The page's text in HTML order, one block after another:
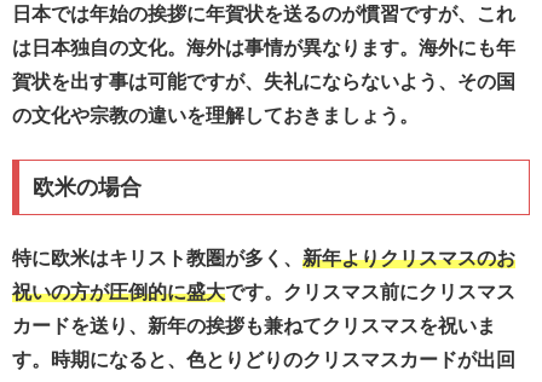
日本では年始の挨拶に年賀状を送るのが慣習ですが、これ
は日本独自の文化。海外は事情が異なります。海外にも年
賀状を出す事は可能ですが、失礼にならないよう、その国
の文化や宗教の違いを理解しておきましょう。
欧米の場合
特に欧米はキリスト教圏が多く、 新年よりクリスマスのお
祝いの方が圧倒的に盛大です。クリスマス前にクリスマス
カードを送り、新年の挨拶も兼ねてクリスマスを祝いま
す。時期になると、色とりどりのクリスマスカードが出回